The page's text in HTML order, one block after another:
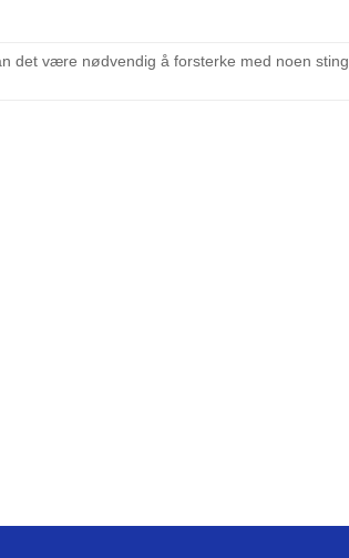
det være nødvendig å forsterke med noen sting.